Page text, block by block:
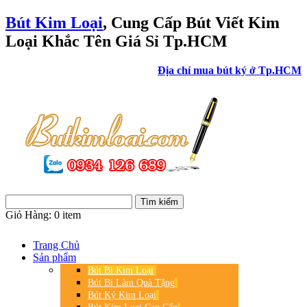
Bút Kim Loại, Cung Cấp Bút Viết Kim
Loại Khắc Tên Giá Sỉ Tp.HCM
Địa chỉ mua bút ký ở Tp.HCM
Giỏ Hàng: 0 item
Trang Chủ
Sản phẩm
Bút Bi Kim Loại
Bút Bi Làm Quà Tặng
Bút Ký Kim Loại